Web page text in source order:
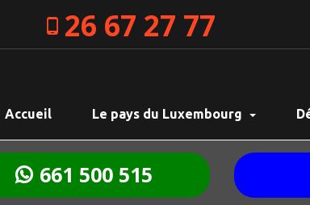
26 67 27 77
Accueil Le pays du Luxembourg
661 500 515